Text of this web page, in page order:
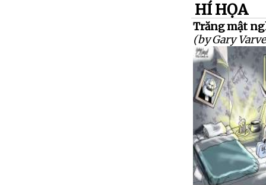
HÍ HỌA
Trăng mật
(by Gary